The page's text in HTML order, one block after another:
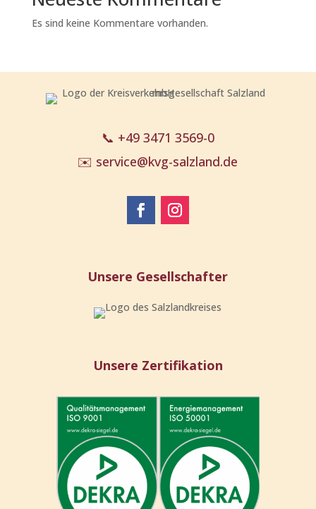
Es sind keine Kommentare vorhanden.
📞 +49 3471 3569-0
✉️ service@kvg-salzland.de
Unsere Gesellschafter
Unsere Zertifikation